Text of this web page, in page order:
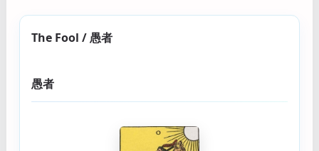
The Fool / 愚者
愚者